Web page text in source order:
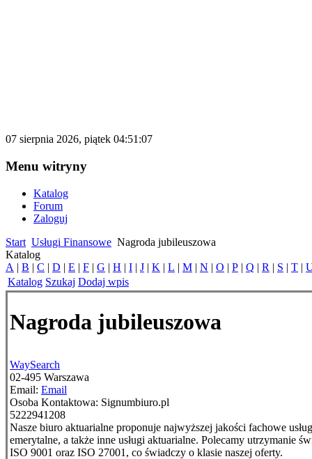
07 sierpnia 2026, piątek 04:51:07
Menu witryny
Katalog
Forum
Zaloguj
Start Usługi Finansowe Nagroda jubileuszowa
Katalog
A | B | C | D | E | F | G | H | I | J | K | L | M | N | O | P | Q | R | S | T |
Katalog Szukaj Dodaj wpis
Nagroda jubileuszowa
WaySearch
02-495 Warszawa
Email: Email
Osoba Kontaktowa: Signumbiuro.pl
5222941208
Nasze biuro aktuarialne proponuje najwyższej jakości fachowe
emerytalne, a także inne usługi aktuarialne. Polecamy utrzymanie
ISO 9001 oraz ISO 27001, co świadczy o klasie naszej oferty.